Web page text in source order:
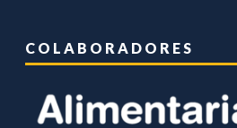
COLABORADORES